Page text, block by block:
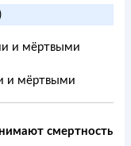
и мёртвыми
и мёртвыми
смертность